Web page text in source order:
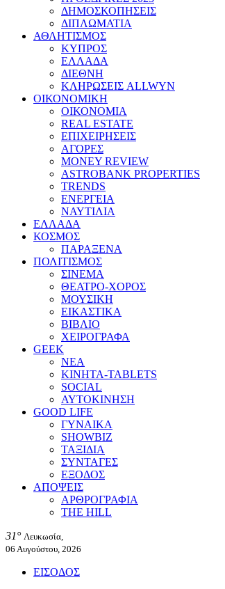
ΔΗΜΟΣΚΟΠΗΣΕΙΣ
ΔΙΠΛΩΜΑΤΙΑ
ΑΘΛΗΤΙΣΜΟΣ
ΚΥΠΡΟΣ
ΕΛΛΑΔΑ
ΔΙΕΘΝΗ
ΚΛΗΡΩΣΕΙΣ ALLWYN
ΟΙΚΟΝΟΜΙΚΗ
ΟΙΚΟΝΟΜΙΑ
REAL ESTATE
ΕΠΙΧΕΙΡΗΣΕΙΣ
ΑΓΟΡΕΣ
MONEY REVIEW
ASTROBANK PROPERTIES
TRENDS
ΕΝΕΡΓΕΙΑ
ΝΑΥΤΙΛΙΑ
ΕΛΛΑΔΑ
ΚΟΣΜΟΣ
ΠΑΡΑΞΕΝΑ
ΠΟΛΙΤΙΣΜΟΣ
ΣΙΝΕΜΑ
ΘΕΑΤΡΟ-ΧΟΡΟΣ
ΜΟΥΣΙΚΗ
ΕΙΚΑΣΤΙΚΑ
ΒΙΒΛΙΟ
ΧΕΙΡΟΓΡΑΦΑ
GEEK
ΝΕΑ
ΚΙΝΗΤΑ-TABLETS
SOCIAL
ΑΥΤΟΚΙΝΗΣΗ
GOOD LIFE
ΓΥΝΑΙΚΑ
SHOWBIZ
ΤΑΞΙΔΙΑ
ΣΥΝΤΑΓΕΣ
ΕΞΟΔΟΣ
ΑΠΟΨΕΙΣ
ΑΡΘΡΟΓΡΑΦΙΑ
THE HILL
31° Λευκωσία,
06 Αυγούστου, 2026
ΕΙΣΟΔΟΣ